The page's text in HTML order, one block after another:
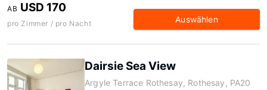
AB USD 170
pro Zimmer / pro Nacht Auswählen
Dairsie Sea View
Argyle Terrace Rothesay, Rothesay, PA20